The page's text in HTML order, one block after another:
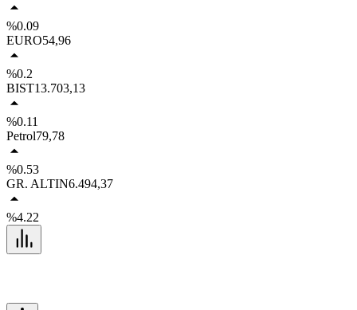
%0.09
EURO54,96
%0.2
BIST13.703,13
%0.11
Petrol79,78
%0.53
GR. ALTIN6.494,37
%4.22